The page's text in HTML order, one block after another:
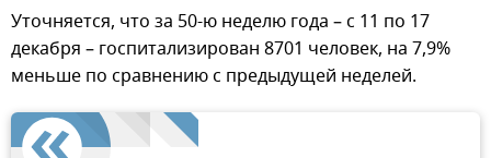
Уточняется, что за 50-ю неделю года – с 11 по 17
декабря – госпитализирован 8701 человек, на 7,9%
меньше по сравнению с предыдущей неделей.